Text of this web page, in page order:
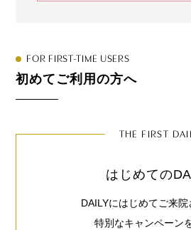
FOR FIRST-TIME USERS
初めてご利用の方へ
THE FIRST
はじめての
DAILYにはじめてご来
特別なキャンペーン